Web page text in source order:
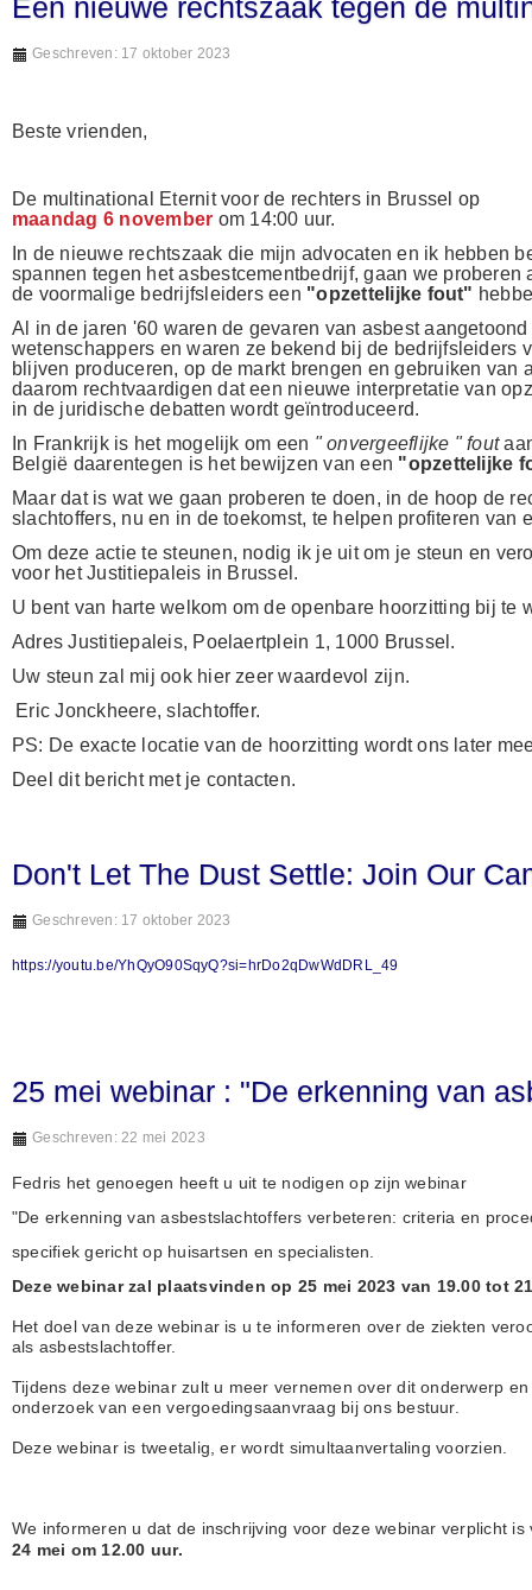
Een nieuwe rechtszaak tegen de
Geschreven: 17 oktober 2023
Beste vrienden,
De multinational Eternit voor de rechters in Brussel op
maandag 6 november om 14:00 uur.
In de nieuwe rechtszaak die mijn advocaten en ik hebben
spannen tegen het asbestcementbedrijf, gaan we proberen
de voormalige bedrijfsleiders een "opzettelijke fout"
Al in de jaren '60 waren de gevaren van asbest
wetenschappers en waren ze bekend bij de bedrijfsleiders
blijven produceren, op de markt brengen en gebruiken van
daarom rechtvaardigen dat een nieuwe interpretatie van
in de juridische debatten wordt geïntroduceerd.
In Frankrijk is het mogelijk om een " onvergeeflijke " fout
België daarentegen is het bewijzen van een "opzettelijke
Maar dat is wat we gaan proberen te doen, in de hoop de
slachtoffers, nu en in de toekomst, te helpen profiteren van
Om deze actie te steunen, nodig ik je uit om je steun en
voor het Justitiepaleis in Brussel.
U bent van harte welkom om de openbare hoorzitting bij te
Adres Justitiepaleis, Poelaertplein 1, 1000 Brussel.
Uw steun zal mij ook hier zeer waardevol zijn.
Eric Jonckheere, slachtoffer.
PS: De exacte locatie van de hoorzitting wordt ons later
Deel dit bericht met je contacten.
Don't Let The Dust Settle: Join Our
Geschreven: 17 oktober 2023
https://youtu.be/YhQyO90SqyQ?si=hrDo2qDwWdDRL_49
25 mei webinar : "De erkenning van
Geschreven: 22 mei 2023
Fedris het genoegen heeft u uit te nodigen op zijn webinar
"De erkenning van asbestslachtoffers verbeteren: criteria en
specifiek gericht op huisartsen en specialisten.
Deze webinar zal plaatsvinden op 25 mei 2023 van 19.00 tot
Het doel van deze webinar is u te informeren over de ziekten
als asbestslachtoffer.
Tijdens deze webinar zult u meer vernemen over dit onderwerp
onderzoek van een vergoedingsaanvraag bij ons bestuur.
Deze webinar is tweetalig, er wordt simultaanvertaling voorzien.
We informeren u dat de inschrijving voor deze webinar verplicht is
24 mei om 12.00 uur.